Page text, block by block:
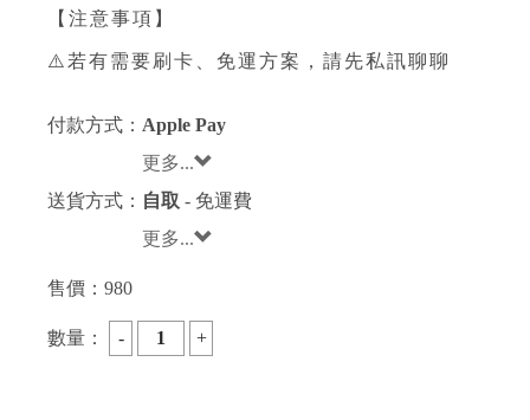
【注意事項】
⚠️若有需要刷卡、免運方案，請先私訊聊聊
付款方式： Apple Pay
更多...
送貨方式： 自取 - 免運費
更多...
售價： 980
數量：